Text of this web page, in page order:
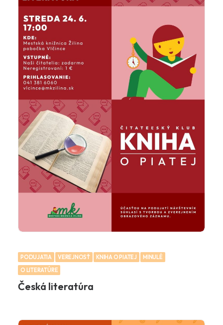
PODUJATIA VEREJNOSŤ KNIHA O PIATEJ
MINULÉ
O LITERATÚRE
Česká literatúra